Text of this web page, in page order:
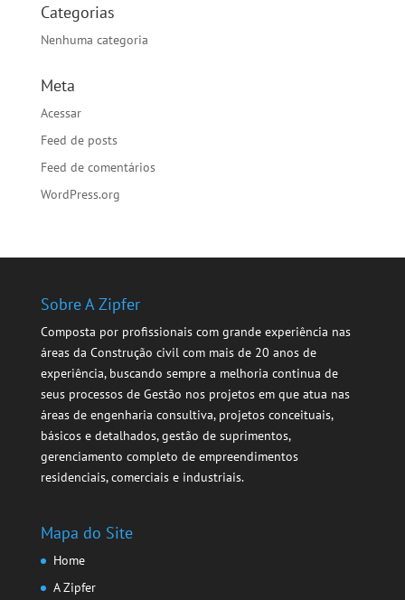
Categorias
Nenhuma categoria
Meta
Acessar
Feed de posts
Feed de comentários
WordPress.org
Sobre A Zipfer
Composta por profissionais com grande experiência nas
áreas da Construção civil com mais de 20 anos de
experiência, buscando sempre a melhoria continua de
seus processos de Gestão nos projetos em que atua nas
áreas de engenharia consultiva, projetos conceituais,
básicos e detalhados, gestão de suprimentos,
gerenciamento completo de empreendimentos
residenciais, comerciais e industriais.
Mapa do Site
Home
A Zipfer